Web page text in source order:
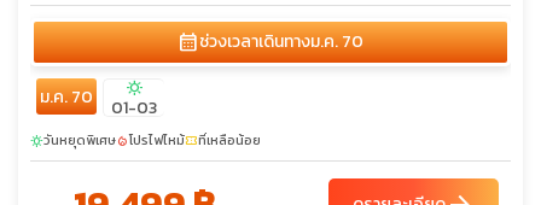
calendar_monthช่วงเวลาเดินทางม.ค. 70
ม.ค. 70 sunny
01-03
sunnyวันหยุดพิเศษlocal_fire_departmentโปรไฟไหม้confirmation_numberที่เหลือน้อย